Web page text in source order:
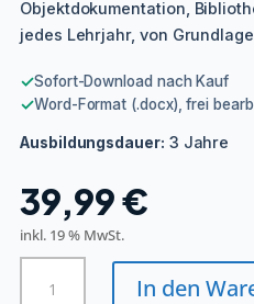
Objektdokumentation,
jedes Lehrjahr, von
✓Sofort-Download nach Kauf
✓Word-Format (.docx), frei
Ausbildungsdauer: 3 Jahre
39,99€
inkl. 19 % MwSt.
Fachangestellte/r
In den